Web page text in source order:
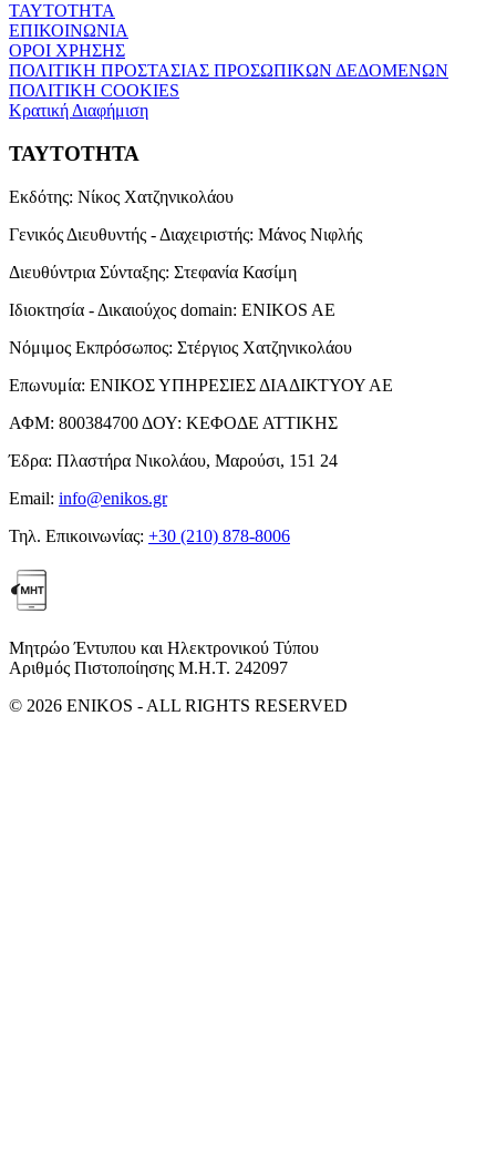
ΤΑΥΤΟΤΗΤΑ
ΕΠΙΚΟΙΝΩΝΙΑ
ΟΡΟΙ ΧΡΗΣΗΣ
ΠΟΛΙΤΙΚΗ ΠΡΟΣΤΑΣΙΑΣ ΠΡΟΣΩΠΙΚΩΝ ΔΕΔΟΜΕΝΩΝ
ΠΟΛΙΤΙΚΗ COOKIES
Κρατική Διαφήμιση
ΤΑΥΤΟΤΗΤΑ
Εκδότης: Νίκος Χατζηνικολάου
Γενικός Διευθυντής - Διαχειριστής: Μάνος Νιφλής
Διευθύντρια Σύνταξης: Στεφανία Κασίμη
Ιδιοκτησία - Δικαιούχος domain: ENIKOS AE
Νόμιμος Εκπρόσωπος: Στέργιος Χατζηνικολάου
Επωνυμία: ΕΝΙΚΟΣ ΥΠΗΡΕΣΙΕΣ ΔΙΑΔΙΚΤΥΟΥ ΑΕ
ΑΦΜ: 800384700 ΔΟΥ: ΚΕΦΟΔΕ ΑΤΤΙΚΗΣ
Έδρα: Πλαστήρα Νικολάου, Μαρούσι, 151 24
Email: info@enikos.gr
Τηλ. Επικοινωνίας: +30 (210) 878-8006
Μητρώο Έντυπου και Ηλεκτρονικού Τύπου
Αριθμός Πιστοποίησης Μ.Η.Τ. 242097
© 2026 ENIKOS - ALL RIGHTS RESERVED